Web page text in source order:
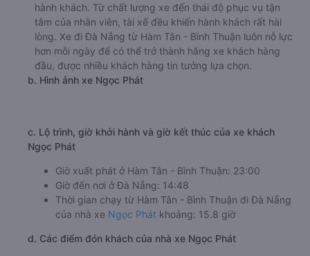
hành khách. Từ chất lượng xe đến thái độ phục vụ tận
tâm của nhân viên, tài xế đều khiến hành khách rất hài
lòng. Xe đi Đà Nẵng từ Hàm Tân - Bình Thuận luôn nỗ lực
hơn mỗi ngày để có thể trở thành hãng xe khách hàng
đầu, được nhiều khách hàng tin tưởng lựa chọn.
b. Hình ảnh xe Ngọc Phát
c. Lộ trình, giờ khởi hành và giờ kết thúc của xe khách
Ngọc Phát
Giờ xuất phát ở Hàm Tân - Bình Thuận: 23:00
Giờ đến nơi ở Đà Nẵng: 14:48
Thời gian chạy từ Hàm Tân - Bình Thuận đi Đà Nẵng
của nhà xe Ngọc Phát khoảng: 15.8 giờ
d. Các điểm đón khách của nhà xe Ngọc Phát